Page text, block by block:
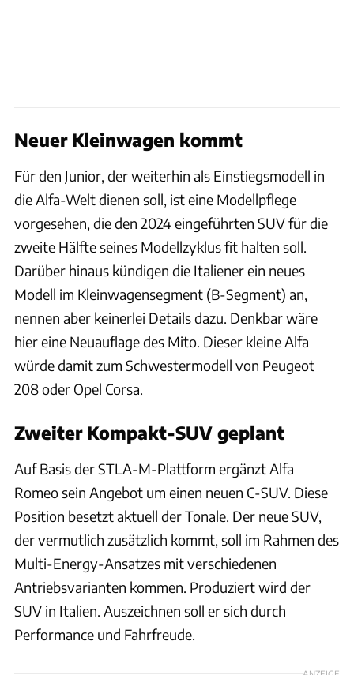
Neuer Kleinwagen kommt
Für den Junior, der weiterhin als Einstiegsmodell in
die Alfa-Welt dienen soll, ist eine Modellpflege
vorgesehen, die den 2024 eingeführten SUV für die
zweite Hälfte seines Modellzyklus fit halten soll.
Darüber hinaus kündigen die Italiener ein neues
Modell im Kleinwagensegment (B-Segment) an,
nennen aber keinerlei Details dazu. Denkbar wäre
hier eine Neuauflage des Mito. Dieser kleine Alfa
würde damit zum Schwestermodell von Peugeot
208 oder Opel Corsa.
Zweiter Kompakt-SUV geplant
Auf Basis der STLA-M-Plattform ergänzt Alfa
Romeo sein Angebot um einen neuen C-SUV. Diese
Position besetzt aktuell der Tonale. Der neue SUV,
der vermutlich zusätzlich kommt, soll im Rahmen des
Multi-Energy-Ansatzes mit verschiedenen
Antriebsvarianten kommen. Produziert wird der
SUV in Italien. Auszeichnen soll er sich durch
Performance und Fahrfreude.